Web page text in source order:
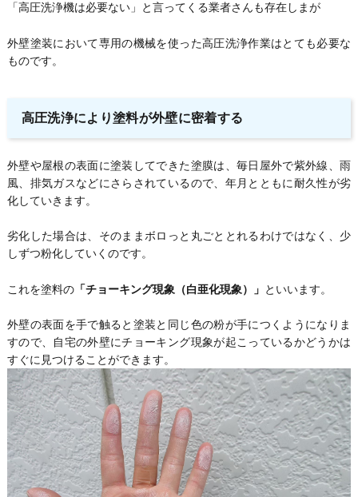
「高圧洗浄機は必要ない」と言ってくる業者さんも存在しまが
外壁塗装において専用の機械を使った高圧洗浄作業はとても必要な
ものです。
高圧洗浄により塗料が外壁に密着する
外壁や屋根の表面に塗装してできた塗膜は、毎日屋外で紫外線、雨
風、排気ガスなどにさらされているので、年月とともに耐久性が劣
化していきます。
劣化した場合は、そのままボロっと丸ごととれるわけではなく、少
しずつ粉化していくのです。
これを塗料の「チョーキング現象（白亜化現象）」 といいます。
外壁の表面を手で触ると塗装と同じ色の粉が手につくようになりま
すので、自宅の外壁にチョーキング現象が起こっているかどうかは
すぐに見つけることができます。